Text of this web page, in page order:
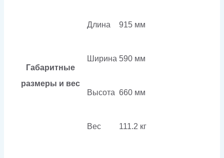
Габаритные
размеры и вес
Длина 915 мм
Ширина 590 мм
Высота 660 мм
Вес 111.2 кг